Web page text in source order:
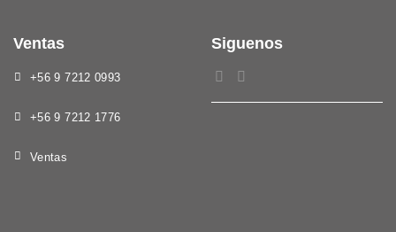
Ventas
+56 9 7212 0993
+56 9 7212 1776
Ventas
Siguenos